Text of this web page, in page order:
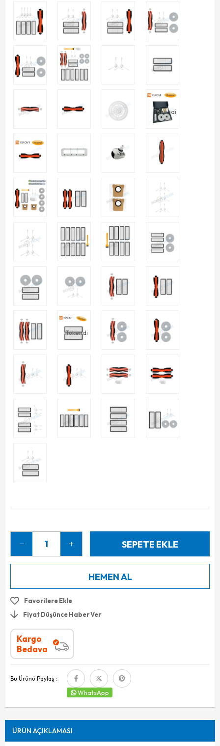
Tükendi
Tükendi
Favorilere Ekle
Fiyat Düşünce Haber Ver
Kargo
Bedava
Bu Ürünü Paylaş :
WhatsApp
ÜRÜN AÇIKLAMASI